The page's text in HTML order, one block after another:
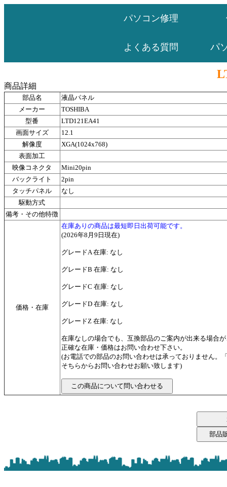
パソコン修理
よくある質問 パ
商品詳細
部品名
液晶パネル
メーカー
TOSHIBA
型番
LTD121EA41
画面サイズ
12.1
解像度
XGA(1024x768)
表面加工
映像コネクタ
Mini20pin
バックライト
2pin
タッチパネル
なし
駆動方式
備考・その他特徴
価格・在庫
在庫ありの商品は最短即日出荷可能です。
(2026年8月9日現在)
グレードA 在庫: なし
グレードB 在庫: なし
グレードC 在庫: なし
グレードD 在庫: なし
グレードZ 在庫: なし
在庫なしの場合でも、互換部品のご案内が出来る場合
正確な在庫・価格はお問い合わせ下さい。
(お電話での部品のお問い合わせは承っておりません。
そちらからお問い合わせお願い致します)